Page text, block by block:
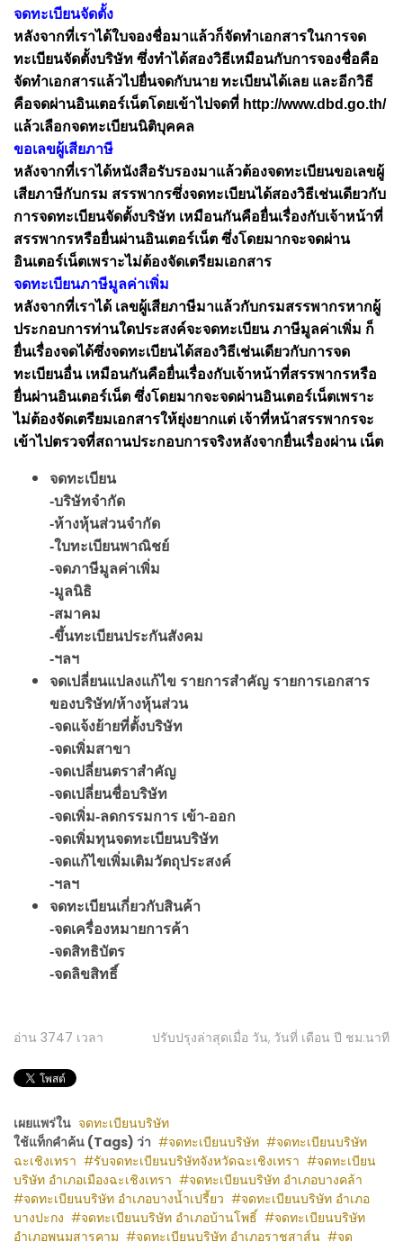
จดทะเบียนจัดตั้ง
หลังจากที่เราได้ใบจองชื่อมาแล้วก็จัดทำเอกสารในการจด
ทะเบียนจัดตั้งบริษัท ซึ่งทำได้สองวิธีเหมือนกับการจองชื่อคือ
จัดทำเอกสารแล้วไปยื่นจดกับนาย ทะเบียนได้เลย และอีกวิธี
คือจดผ่านอินเตอร์เน็ตโดยเข้าไปจดที่ http://www.dbd.go.th/
แล้วเลือกจดทะเบียนนิติบุคคล
ขอเลขผู้เสียภาษี
หลังจากที่เราได้หนังสือรับรองมาแล้วต้องจดทะเบียนขอเลขผู้
เสียภาษีกับกรม สรรพากรซึ่งจดทะเบียนได้สองวิธีเช่นเดียวกับ
การจดทะเบียนจัดตั้งบริษัท เหมือนกันคือยื่นเรื่องกับเจ้าหน้าที่
สรรพากรหรือยื่นผ่านอินเตอร์เน็ต ซึ่งโดยมากจะจดผ่าน
อินเตอร์เน็ตเพราะไม่ต้องจัดเตรียมเอกสาร
จดทะเบียนภาษีมูลค่าเพิ่ม
หลังจากที่เราได้ เลขผู้เสียภาษีมาแล้วกับกรมสรรพากรหากผู้
ประกอบการท่านใดประสงค์จะจดทะเบียน ภาษีมูลค่าเพิ่ม ก็
ยื่นเรื่องจดได้ซึ่งจดทะเบียนได้สองวิธีเช่นเดียวกับการจด
ทะเบียนอื่น เหมือนกันคือยื่นเรื่องกับเจ้าหน้าที่สรรพากรหรือ
ยื่นผ่านอินเตอร์เน็ต ซึ่งโดยมากจะจดผ่านอินเตอร์เน็ตเพราะ
ไม่ต้องจัดเตรียมเอกสารให้ยุ่งยากแต่ เจ้าที่หน้าสรรพากรจะ
เข้าไปตรวจที่สถานประกอบการจริงหลังจากยื่นเรื่องผ่าน เน็ต
จดทะเบียน
-บริษัทจำกัด
-ห้างหุ้นส่วนจำกัด
-ใบทะเบียนพาณิชย์
-จดภาษีมูลค่าเพิ่ม
-มูลนิธิ
-สมาคม
-ขึ้นทะเบียนประกันสังคม
-ฯลฯ
จดเปลี่ยนแปลงแก้ไข รายการสำคัญ รายการเอกสาร
ของบริษัท/ห้างหุ้นส่วน
-จดแจ้งย้ายที่ตั้งบริษัท
-จดเพิ่มสาขา
-จดเปลี่ยนตราสำคัญ
-จดเปลี่ยนชื่อบริษัท
-จดเพิ่ม-ลดกรรมการ เข้า-ออก
-จดเพิ่มทุนจดทะเบียนบริษัท
-จดแก้ไขเพิ่มเติมวัตถุประสงค์
-ฯลฯ
จดทะเบียนเกี่ยวกับสินค้า
-จดเครื่องหมายการค้า
-จดสิทธิบัตร
-จดลิขสิทธิ์
อ่าน 3747 เวลา ปรับปรุงล่าสุดเมื่อ วัน, วันที่ เดือน ปี ชม:นาที
เผยแพร่ใน จดทะเบียนบริษัท
ใช้แท็กคำค้น (Tags) ว่า
จดทะเบียนบริษัท
จดทะเบียนบริษัท
ฉะเชิงเทรา
รับจดทะเบียนบริษัทจังหวัดฉะเชิงเทรา
จดทะเบียน
บริษัท อำเภอเมืองฉะเชิงเทรา
จดทะเบียนบริษัท อำเภอบางคล้า
จดทะเบียนบริษัท อำเภอบางน้ำเปรี้ยว
จดทะเบียนบริษัท อำเภอ
บางปะกง
จดทะเบียนบริษัท อำเภอบ้านโพธิ์
จดทะเบียนบริษัท
อำเภอพนมสารคาม
จดทะเบียนบริษัท อำเภอราชสาส์น จด